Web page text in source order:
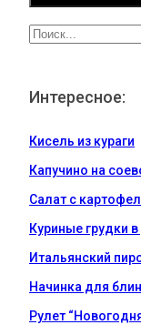
Интересное:
Кисель из кураги
Капучино на
Салат с
Куриные грудки
Итальянский
Начинка для
Рулет